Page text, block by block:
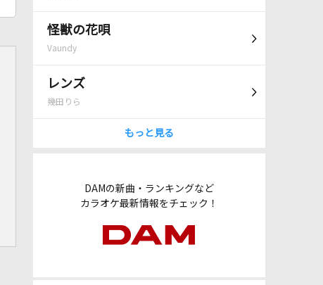
怪獣の花唄
Vaundy
レンズ
幾田りら
もっと見る
DAMの新曲・ランキングなど
カラオケ最新情報をチェック！